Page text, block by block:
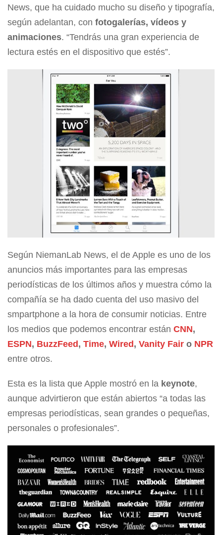
News, que ha cuidado mucho su diseño y tipografía,
según adelantan, con fotogalerías, vídeos y
animaciones. “Tendrás una gran experiencia de
lectura estés en el dispositivo que estés”.
Según NiemanLab News, el de Apple es uno de los
anuncios más importantes para las empresas
periodísticas de los últimos años y muestra cómo la
compañía se ha dado cuenta del uso masivo del
smpartphone a la hora de consumir noticias. Entre
los medios que podemos encontrar están CNN,
ESPN, BuzzFeed, Time, Wired, Vanity Fair o NPR
entre otros.
Esta es la lista que Apple mostró en la keynote,
aunque advirtieron que están abiertos “a todas las
empresas periodísticas, sean grandes o pequeñas,
personales o profesionales”.